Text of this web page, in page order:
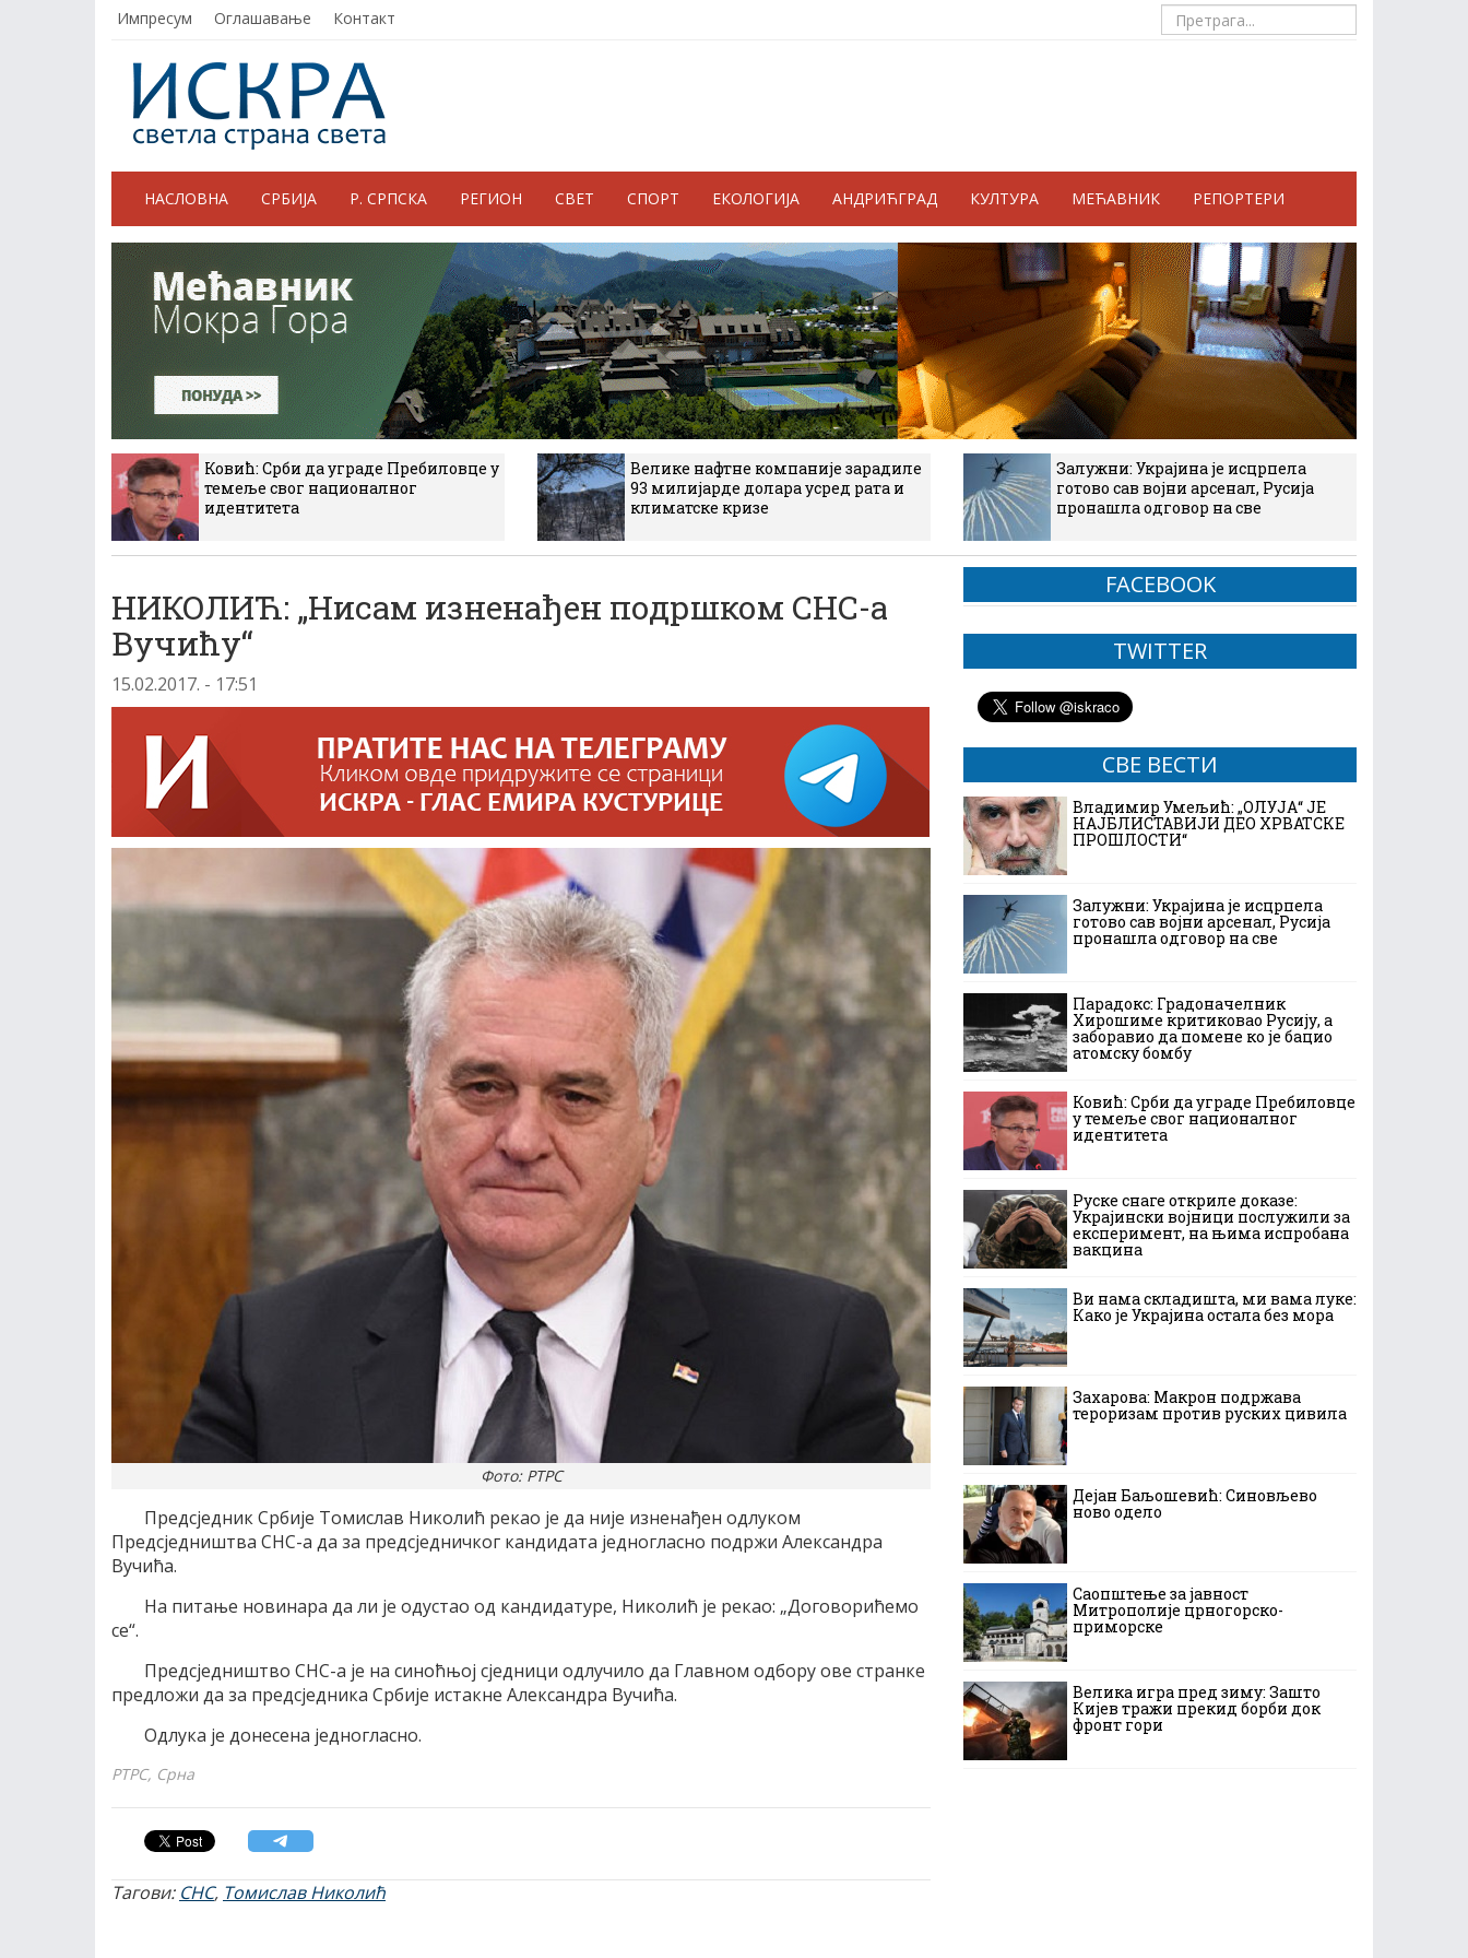
Импресум Оглашавање Контакт
НАСЛОВНА СРБИЈА Р. СРПСКА РЕГИОН СВЕТ СПОРТ ЕКОЛОГИЈА АНДРИЋГРАД КУЛТУРА МЕЋАВНИК РЕПОРТЕРИ
Ковић: Срби да уграде Пребиловце у
темеље свог националног
идентитета
Велике нафтне компаније зарадиле
93 милијарде долара усред рата и
климатске кризе
Залужни: Украјина је исцрпела
готово сав војни арсенал, Русија
пронашла одговор на све
НИКОЛИЋ: „Нисам изненађен подршком СНС-а
Вучићу“
15.02.2017. - 17:51
Фото: РТРС
Предсједник Србије Томислав Николић рекао је да није изненађен одлуком
Предсједништва СНС-а да за предсједничког кандидата једногласно подржи Александра
Вучића.
На питање новинара да ли је одустао од кандидатуре, Николић је рекао: „Договорићемо
се“.
Предсједништво СНС-а је на синоћњој сједници одлучило да Главном одбору ове странке
предложи да за предсједника Србије истакне Александра Вучића.
Одлука је донесена једногласно.
РТРС, Срна
Тагови: СНС, Томислав Николић
FACEBOOK
TWITTER
СВЕ ВЕСТИ
Владимир Умељић: „ОЛУЈА“ ЈЕ
НАЈБЛИСТАВИЈИ ДЕО ХРВАТСКЕ
ПРОШЛОСТИ“
Залужни: Украјина је исцрпела
готово сав војни арсенал, Русија
пронашла одговор на све
Парадокс: Градоначелник
Хирошиме критиковао Русију, а
заборавио да помене ко је бацио
атомску бомбу
Ковић: Срби да уграде Пребиловце
у темеље свог националног
идентитета
Руске снаге откриле доказе:
Украјински војници послужили за
експеримент, на њима испробана
вакцина
Ви нама складишта, ми вама луке:
Како је Украјина остала без мора
Захарова: Макрон подржава
тероризам против руских цивила
Дејан Баљошевић: Синовљево
ново одело
Саопштење за јавност
Митрополије црногорско-
приморске
Велика игра пред зиму: Зашто
Кијев тражи прекид борби док
фронт гори